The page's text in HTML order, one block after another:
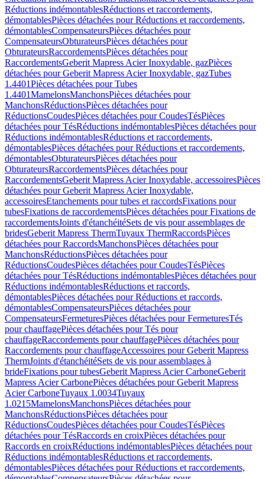
Réductions indémontablesRéductions et raccordements,
démontablesPièces détachées pour Réductions et raccordements,
démontablesCompensateursPièces détachées pour
CompensateursObturateursPièces détachées pour
ObturateursRaccordementsPièces détachées pour
RaccordementsGeberit Mapress Acier Inoxydable, gazPièces
détachées pour Geberit Mapress Acier Inoxydable, gazTubes
1.4401Pièces détachées pour Tubes
1.4401MamelonsManchonsPièces détachées pour
ManchonsRéductionsPièces détachées pour
RéductionsCoudesPièces détachées pour CoudesTésPièces
détachées pour TésRéductions indémontablesPièces détachées pour
Réductions indémontablesRéductions et raccordements,
démontablesPièces détachées pour Réductions et raccordements,
démontablesObturateursPièces détachées pour
ObturateursRaccordementsPièces détachées pour
RaccordementsGeberit Mapress Acier Inoxydable, accessoiresPièces
détachées pour Geberit Mapress Acier Inoxydable,
accessoiresEtanchements pour tubes et raccordsFixations pour
tubesFixations de raccordementsPièces détachées pour Fixations de
raccordementsJoints d'étanchéitéSets de vis pour assemblages de
bridesGeberit Mapress ThermTuyaux ThermRaccordsPièces
détachées pour RaccordsManchonsPièces détachées pour
ManchonsRéductionsPièces détachées pour
RéductionsCoudesPièces détachées pour CoudesTésPièces
détachées pour TésRéductions indémontablesPièces détachées pour
Réductions indémontablesRéductions et raccords,
démontablesPièces détachées pour Réductions et raccords,
démontablesCompensateursPièces détachées pour
CompensateursFermeturesPièces détachées pour FermeturesTés
pour chauffagePièces détachées pour Tés pour
chauffageRaccordements pour chauffagePièces détachées pour
Raccordements pour chauffageAccessoires pour Geberit Mapress
ThermJoints d'étanchéitéSets de vis pour assemblages à
brideFixations pour tubesGeberit Mapress Acier CarboneGeberit
Mapress Acier CarbonePièces détachées pour Geberit Mapress
Acier CarboneTuyaux 1.0034Tuyaux
1.0215MamelonsManchonsPièces détachées pour
ManchonsRéductionsPièces détachées pour
RéductionsCoudesPièces détachées pour CoudesTésPièces
détachées pour TésRaccords en croixPièces détachées pour
Raccords en croixRéductions indémontablesPièces détachées pour
Réductions indémontablesRéductions et raccordements,
démontablesPièces détachées pour Réductions et raccordements,